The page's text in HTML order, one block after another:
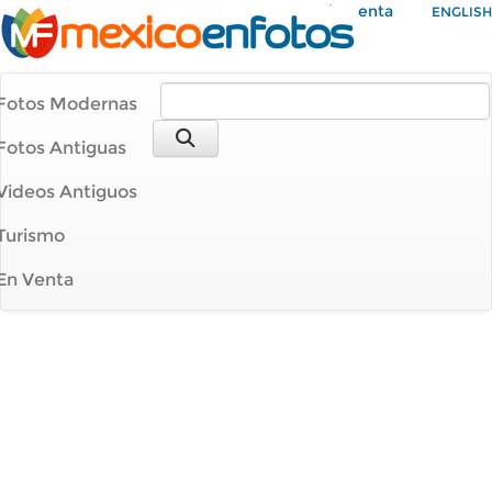
Mi Cuenta ENGLISH
Modernas
Antiguas
Antiguos
Venta